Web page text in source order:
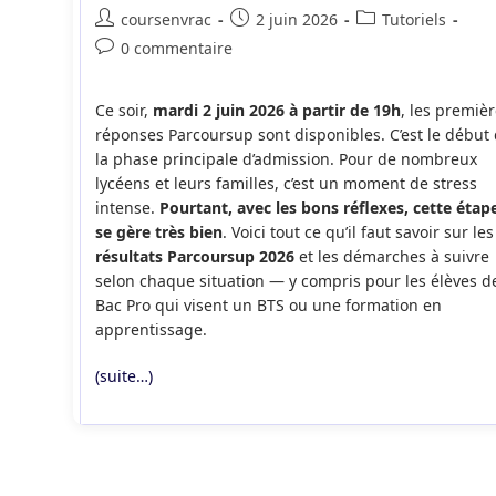
Auteur/autrice
de
coursenvrac
Publication
publiée :
2 juin 2026
PostTutoriels
Commentaires
publication :
0 commentaire
Ce soir, mardi 2 juin 2026 à partir de 19h, les
réponses Parcoursup sont disponibles. C’est le début
la phase principale d’admission. Pour de nombreux
lycéens et leurs familles, c’est un moment de stress
intense. Pourtant, avec les bons réflexes, cette
se gère très bien. Voici tout ce qu’il faut savoir sur les
résultats Parcoursup 2026et les démarches à suivre
selon chaque situation — y compris pour les élèves
Bac Pro qui visent un BTS ou une formation en
apprentissage.
(suite…)